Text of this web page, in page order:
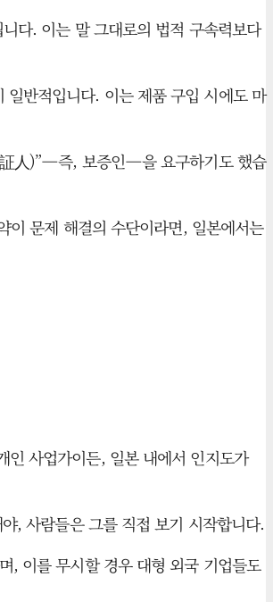
다. 이는 말 그대로의 법적 구속력보다
반적입니다. 이는 제품 구입 시에도 마
証人)”—즉, 보증인—을 요구하기도 했습
이 문제 해결의 수단이라면, 일본에서는
사업가이든, 일본 내에서 인지도가
, 사람들은 그를 직접 보기 시작합니다.
, 이를 무시할 경우 대형 외국 기업들도